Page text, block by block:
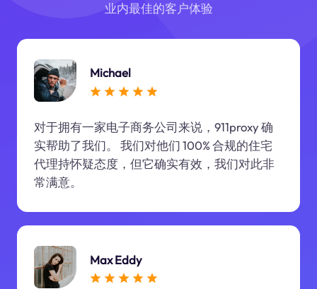
业内最佳的客户体验
Michael
对于拥有一家电子商务公司来说，911proxy 确
实帮助了我们。 我们对他们 100% 合规的住宅
代理持怀疑态度，但它确实有效，我们对此非
常满意。
Max Eddy